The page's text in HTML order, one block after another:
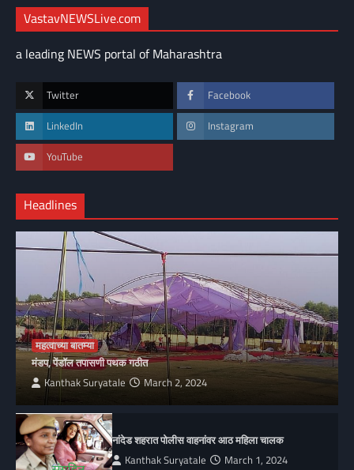
VastavNEWSLive.com
a leading NEWS portal of Maharashtra
Twitter Facebook
LinkedIn Instagram
YouTube
Headlines
महत्वाच्या बातम्या
मंडप, पेंडॉल तपासणी पथक गठीत
Kanthak Suryatale March 2, 2024
नांदेड शहरात पोलीस वाहनांवर आठ महिला चालक
Kanthak Suryatale March 1, 2024